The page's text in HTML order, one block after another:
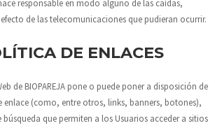
responsable en modo alguno de las caídas,
de las telecomunicaciones que pudieran ocurrir.
DE ENLACES
de BIOPAREJApone o puede poner a disposición de
enlace (como, entre otros, links, banners, botones),
que permiten a los Usuarios acceder a sitios